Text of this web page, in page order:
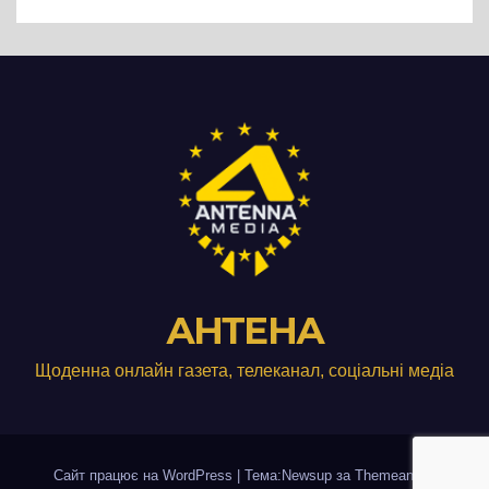
АНТЕНА
Щоденна онлайн газета, телеканал, соціальні медіа
Сайт працює на WordPress Тема:Newsup за Themeansar